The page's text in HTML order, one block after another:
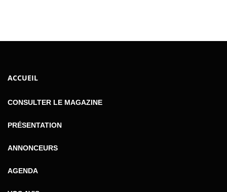
ACCUEIL
CONSULTER LE MAGAZINE
PRÉSENTATION
ANNONCEURS
AGENDA